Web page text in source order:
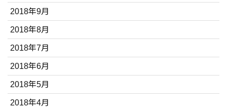
2018年9月
2018年8月
2018年7月
2018年6月
2018年5月
2018年4月